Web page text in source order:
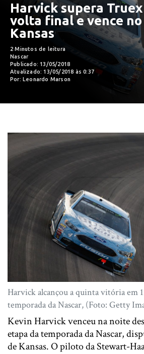
Harvick supera Truex
volta final e vence no
Kansas
2 Minutos de leitura
Nascar
Publicado: 13/05/2018
Atualizado: 13/05/2018 às 0:37
Por: Leonardo Marson
Harvick alcançou a quinta vitória em
temporada da Nascar, (Foto: Getty
Kevin Harvick venceu na noite
etapa da temporada da Nascar,
de Kansas. O piloto da Stewart-